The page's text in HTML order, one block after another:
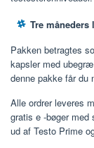
Tre måneders
Pakken betragtes
kapsler med
denne pakke får du
Alle ordrer leveres
gratis e -bøger
ud af Testo Prime